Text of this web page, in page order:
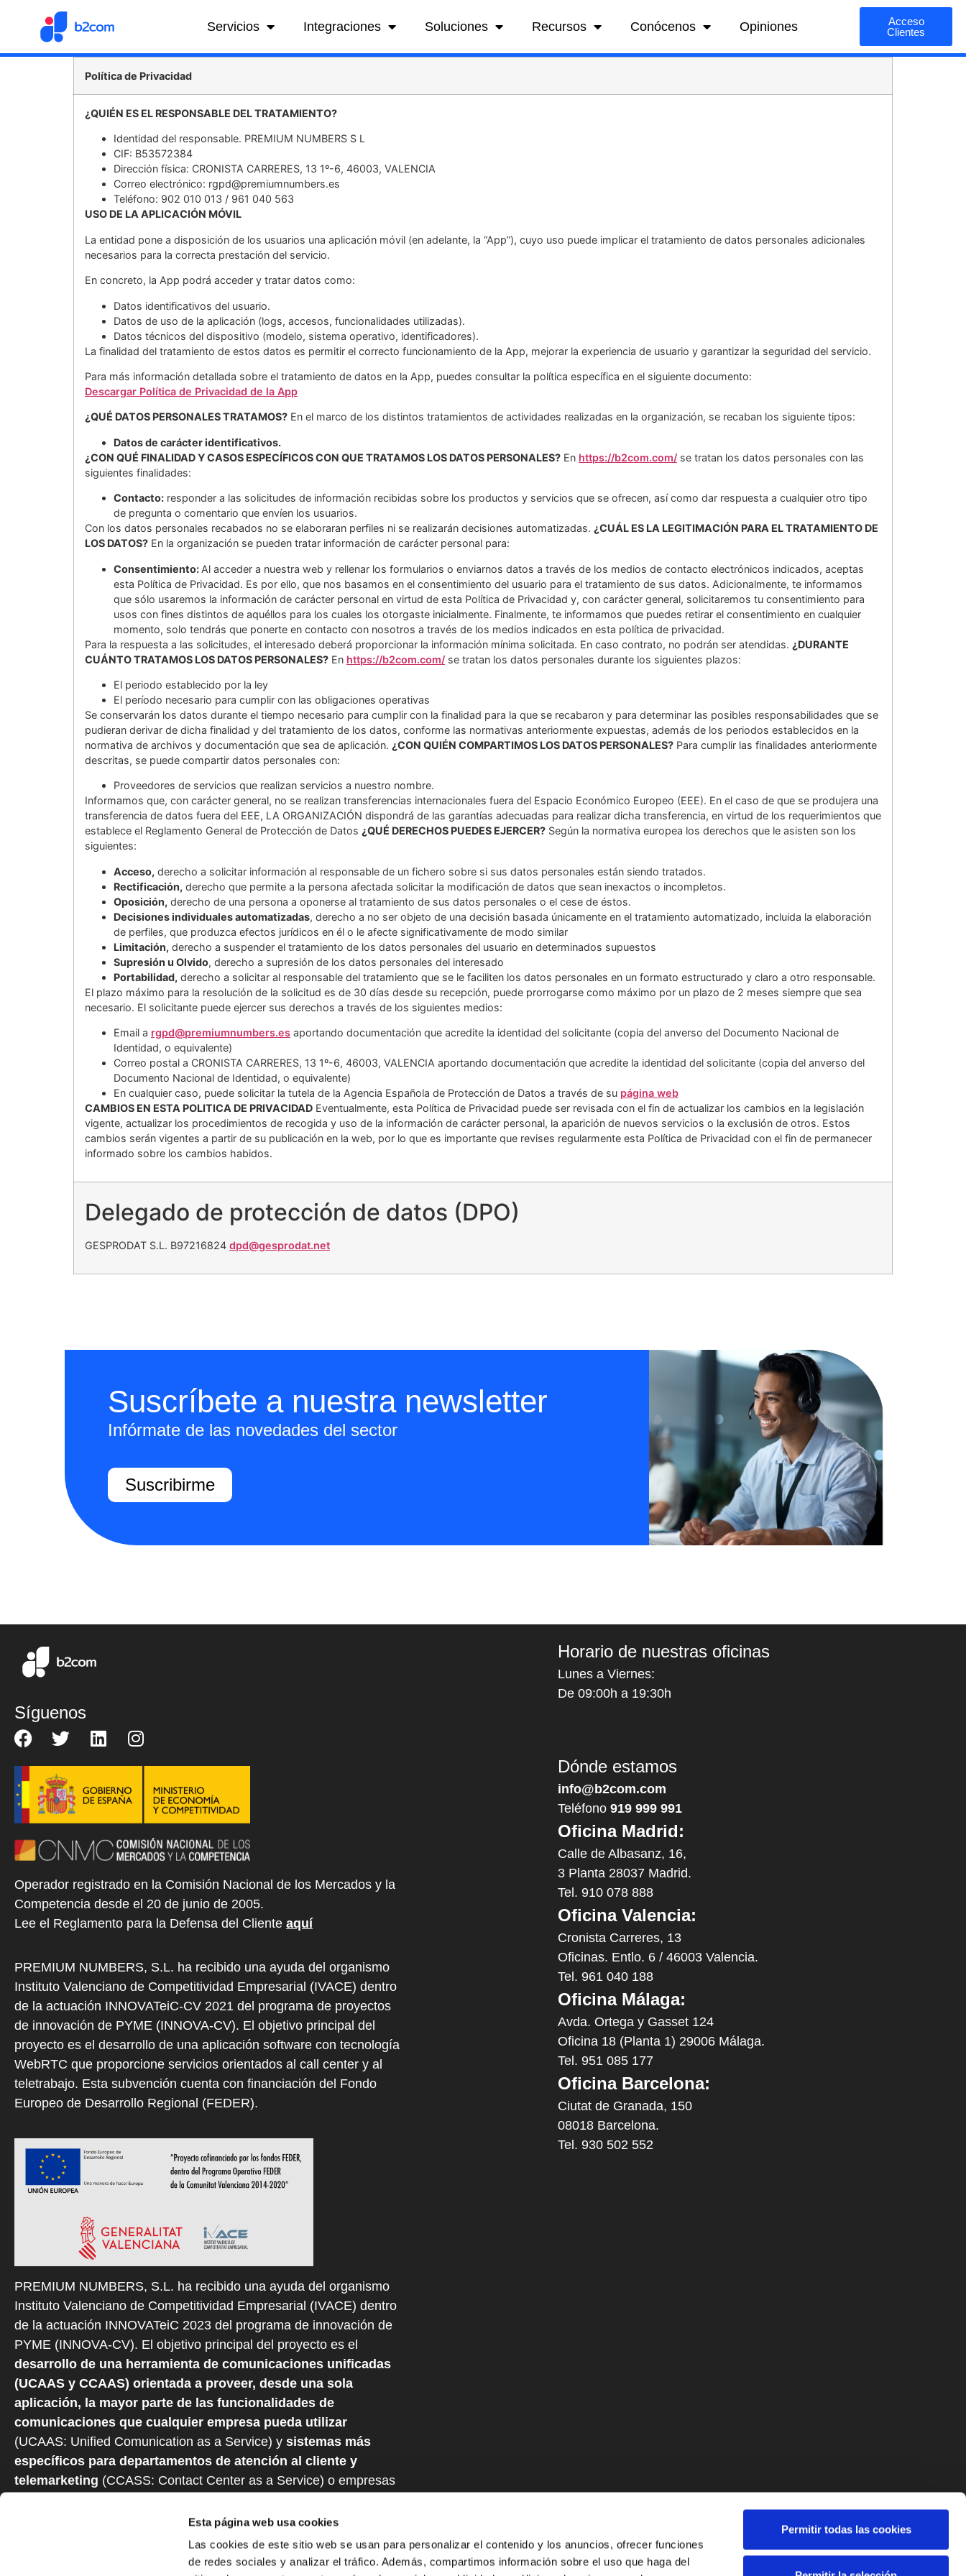
Esta página web usa cookies
Las cookies de este sitio web se usan para personalizar el contenido y los anuncios, ofrecer funciones
de redes sociales y analizar el tráfico. Además, compartimos información sobre el uso que haga del
Permitir todas las cookies
Servicios Integraciones Soluciones Recursos Conócenos Opiniones
Acceso
Clientes
Política de Privacidad
¿QUIÉN ES EL RESPONSABLE DEL TRATAMIENTO?
Identidad del responsable. PREMIUM NUMBERS S L
CIF: B53572384
Dirección física: CRONISTA CARRERES, 13 1º-6, 46003, VALENCIA
Correo electrónico: rgpd@premiumnumbers.es
Teléfono: 902 010 013 / 961 040 563
USO DE LA APLICACIÓN MÓVIL
La entidad pone a disposición de los usuarios una aplicación móvil (en adelante, la “App”), cuyo uso puede implicar el tratamiento de datos personales adicionales
necesarios para la correcta prestación del servicio.
En concreto, la App podrá acceder y tratar datos como:
Datos identificativos del usuario.
Datos de uso de la aplicación (logs, accesos, funcionalidades utilizadas).
Datos técnicos del dispositivo (modelo, sistema operativo, identificadores).
La finalidad del tratamiento de estos datos es permitir el correcto funcionamiento de la App, mejorar la experiencia de usuario y garantizar la seguridad del servicio.
Para más información detallada sobre el tratamiento de datos en la App, puedes consultar la política específica en el siguiente documento:
Descargar Política de Privacidad de la App
¿QUÉ DATOS PERSONALES TRATAMOS? En el marco de los distintos tratamientos de actividades realizadas en la organización, se recaban los siguiente tipos:
Datos de carácter identificativos.
¿CON QUÉ FINALIDAD Y CASOS ESPECÍFICOS CON QUE TRATAMOS LOS DATOS PERSONALES? En https://b2com.com/ se tratan los datos personales con las
siguientes finalidades:
Contacto: responder a las solicitudes de información recibidas sobre los productos y servicios que se ofrecen, así como dar respuesta a cualquier otro tipo
de pregunta o comentario que envíen los usuarios.
Con los datos personales recabados no se elaboraran perfiles ni se realizarán decisiones automatizadas. ¿CUÁL ES LA LEGITIMACIÓN PARA EL TRATAMIENTO DE
LOS DATOS? En la organización se pueden tratar información de carácter personal para:
Consentimiento: Al acceder a nuestra web y rellenar los formularios o enviarnos datos a través de los medios de contacto electrónicos indicados, aceptas
esta Política de Privacidad. Es por ello, que nos basamos en el consentimiento del usuario para el tratamiento de sus datos. Adicionalmente, te informamos
que sólo usaremos la información de carácter personal en virtud de esta Política de Privacidad y, con carácter general, solicitaremos tu consentimiento para
usos con fines distintos de aquéllos para los cuales los otorgaste inicialmente. Finalmente, te informamos que puedes retirar el consentimiento en cualquier
momento, solo tendrás que ponerte en contacto con nosotros a través de los medios indicados en esta política de privacidad.
Para la respuesta a las solicitudes, el interesado deberá proporcionar la información mínima solicitada. En caso contrato, no podrán ser atendidas. ¿DURANTE
CUÁNTO TRATAMOS LOS DATOS PERSONALES? En https://b2com.com/ se tratan los datos personales durante los siguientes plazos:
El periodo establecido por la ley
El período necesario para cumplir con las obligaciones operativas
Se conservarán los datos durante el tiempo necesario para cumplir con la finalidad para la que se recabaron y para determinar las posibles responsabilidades que se
pudieran derivar de dicha finalidad y del tratamiento de los datos, conforme las normativas anteriormente expuestas, además de los periodos establecidos en la
normativa de archivos y documentación que sea de aplicación. ¿CON QUIÉN COMPARTIMOS LOS DATOS PERSONALES? Para cumplir las finalidades anteriormente
descritas, se puede compartir datos personales con:
Proveedores de servicios que realizan servicios a nuestro nombre.
Informamos que, con carácter general, no se realizan transferencias internacionales fuera del Espacio Económico Europeo (EEE). En el caso de que se produjera una
transferencia de datos fuera del EEE, LA ORGANIZACIÓN dispondrá de las garantías adecuadas para realizar dicha transferencia, en virtud de los requerimientos que
establece el Reglamento General de Protección de Datos ¿QUÉ DERECHOS PUEDES EJERCER? Según la normativa europea los derechos que le asisten son los
siguientes:
Acceso, derecho a solicitar información al responsable de un fichero sobre si sus datos personales están siendo tratados.
Rectificación, derecho que permite a la persona afectada solicitar la modificación de datos que sean inexactos o incompletos.
Oposición, derecho de una persona a oponerse al tratamiento de sus datos personales o el cese de éstos.
Decisiones individuales automatizadas, derecho a no ser objeto de una decisión basada únicamente en el tratamiento automatizado, incluida la elaboración
de perfiles, que produzca efectos jurídicos en él o le afecte significativamente de modo similar
Limitación, derecho a suspender el tratamiento de los datos personales del usuario en determinados supuestos
Supresión u Olvido, derecho a supresión de los datos personales del interesado
Portabilidad, derecho a solicitar al responsable del tratamiento que se le faciliten los datos personales en un formato estructurado y claro a otro responsable.
El plazo máximo para la resolución de la solicitud es de 30 días desde su recepción, puede prorrogarse como máximo por un plazo de 2 meses siempre que sea
necesario. El solicitante puede ejercer sus derechos a través de los siguientes medios:
Email a rgpd@premiumnumbers.es aportando documentación que acredite la identidad del solicitante (copia del anverso del Documento Nacional de
Identidad, o equivalente)
Correo postal a CRONISTA CARRERES, 13 1º-6, 46003, VALENCIA aportando documentación que acredite la identidad del solicitante (copia del anverso del
Documento Nacional de Identidad, o equivalente)
En cualquier caso, puede solicitar la tutela de la Agencia Española de Protección de Datos a través de su página web
CAMBIOS EN ESTA POLITICA DE PRIVACIDAD Eventualmente, esta Política de Privacidad puede ser revisada con el fin de actualizar los cambios en la legislación
vigente, actualizar los procedimientos de recogida y uso de la información de carácter personal, la aparición de nuevos servicios o la exclusión de otros. Estos
cambios serán vigentes a partir de su publicación en la web, por lo que es importante que revises regularmente esta Política de Privacidad con el fin de permanecer
informado sobre los cambios habidos.
Delegado de protección de datos (DPO)
GESPRODAT S.L. B97216824 dpd@gesprodat.net
Suscríbete a nuestra newsletter
Infórmate de las novedades del sector
Suscribirme
Síguenos
Operador registrado en la Comisión Nacional de los Mercados y la
Competencia desde el 20 de junio de 2005.
Lee el Reglamento para la Defensa del Cliente aquí
PREMIUM NUMBERS, S.L. ha recibido una ayuda del organismo
Instituto Valenciano de Competitividad Empresarial (IVACE) dentro
de la actuación INNOVATeiC-CV 2021 del programa de proyectos
de innovación de PYME (INNOVA-CV). El objetivo principal del
proyecto es el desarrollo de una aplicación software con tecnología
WebRTC que proporcione servicios orientados al call center y al
teletrabajo. Esta subvención cuenta con financiación del Fondo
Europeo de Desarrollo Regional (FEDER).
PREMIUM NUMBERS, S.L. ha recibido una ayuda del organismo
Instituto Valenciano de Competitividad Empresarial (IVACE) dentro
de la actuación INNOVATeiC 2023 del programa de innovación de
PYME (INNOVA-CV). El objetivo principal del proyecto es el
desarrollo de una herramienta de comunicaciones unificadas
(UCAAS y CCAAS) orientada a proveer, desde una sola
aplicación, la mayor parte de las funcionalidades de
comunicaciones que cualquier empresa pueda utilizar
(UCAAS: Unified Comunication as a Service) y sistemas más
específicos para departamentos de atención al cliente y
telemarketing (CCASS: Contact Center as a Service) o empresas
cuenta con financiación del Fondo Europeo de Desarrollo Regional
Horario de nuestras oficinas
Lunes a Viernes:
De 09:00h a 19:30h
Dónde estamos
info@b2com.com
Teléfono 919 999 991
Oficina Madrid:
Calle de Albasanz, 16,
3 Planta 28037 Madrid.
Tel. 910 078 888
Oficina Valencia:
Cronista Carreres, 13
Oficinas. Entlo. 6 / 46003 Valencia.
Tel. 961 040 188
Oficina Málaga:
Avda. Ortega y Gasset 124
Oficina 18 (Planta 1) 29006 Málaga.
Tel. 951 085 177
Oficina Barcelona:
Ciutat de Granada, 150
08018 Barcelona.
Tel. 930 502 552